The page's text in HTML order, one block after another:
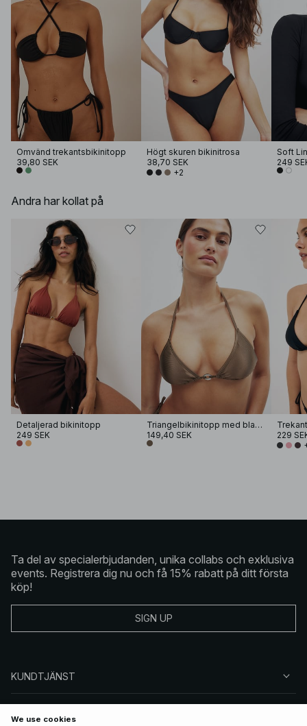
Omvänd trekantsbikinitopp
39,80 SEK
Högt skuren bikinitrosa
38,70 SEK
+2
249
Andra har kollat på
Detaljerad bikinitopp
249 SEK
Triangelbikinitopp med blank hårdvara
149,40 SEK
229
Ta del av specialerbjudanden, unika collabs och exklusiva
events. Registrera dig nu och få 15% rabatt på ditt första
köp!
SIGN UP
KUNDTJÄNST